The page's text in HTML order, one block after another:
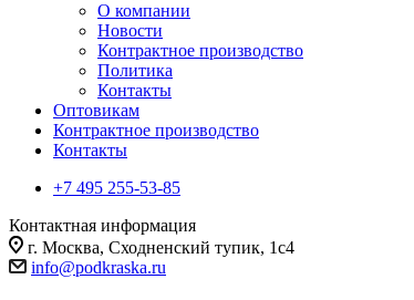
О компании
Новости
Контрактное производство
Политика
Контакты
Оптовикам
Контрактное производство
Контакты
+7 495 255-53-85
Контактная информация
г. Москва, Сходненский тупик, 1с4
info@podkraska.ru